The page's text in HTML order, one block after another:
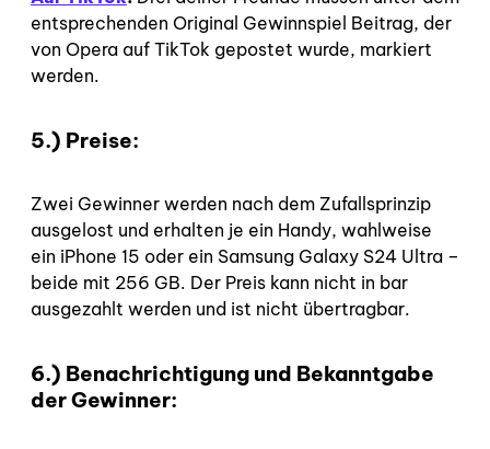
entsprechenden Original Gewinnspiel Beitrag, der
von Opera auf TikTok gepostet wurde, markiert
werden.
5.) Preise:
Zwei Gewinner werden nach dem Zufallsprinzip
ausgelost und erhalten je ein Handy, wahlweise
ein iPhone 15 oder ein Samsung Galaxy S24 Ultra –
beide mit 256 GB. Der Preis kann nicht in bar
ausgezahlt werden und ist nicht übertragbar.
6.) Benachrichtigung und Bekanntgabe
der Gewinner: